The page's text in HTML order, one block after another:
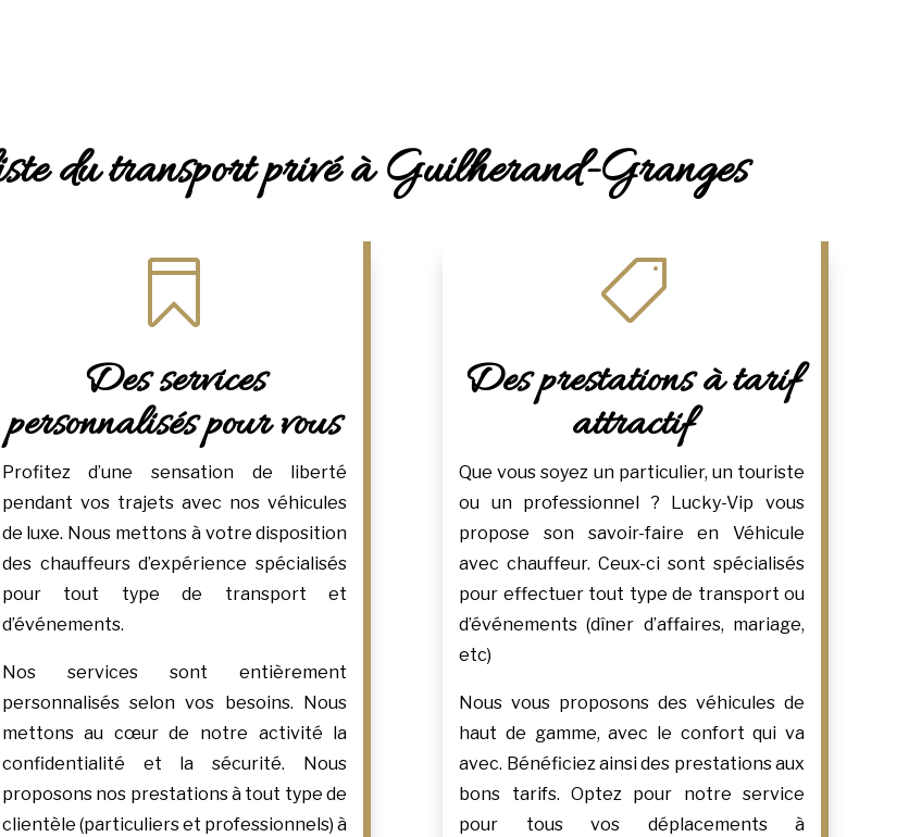
du transport privé à Guilherand-Granges

Des services
personnalisés pour vous
Profitez d’une sensation de liberté
pendant vos trajets avec nos véhicules
de luxe. Nous mettons à votre disposition
des chauffeurs d’expérience spécialisés
pour tout type de transport et
d’événements.
Nos services sont entièrement
personnalisés selon vos besoins. Nous
mettons au cœur de notre activité la
confidentialité et la sécurité. Nous
proposons nos prestations à tout type de
clientèle (particuliers et professionnels) à

Des prestations à tarif
attractif
Que vous soyez un particulier, un touriste
ou un professionnel ? Lucky-Vip vous
propose son savoir-faire en Véhicule
avec chauffeur. Ceux-ci sont spécialisés
pour effectuer tout type de transport ou
d’événements (dîner d’affaires, mariage,
etc)
Nous vous proposons des véhicules de
haut de gamme, avec le confort qui va
avec. Bénéficiez ainsi des prestations aux
bons tarifs. Optez pour notre service
pour tous vos déplacements à